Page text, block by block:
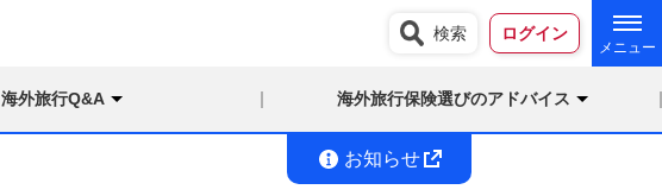
検索 ログイン
海外旅行Q&A 海外旅行保険選びのアドバイス
お知らせ